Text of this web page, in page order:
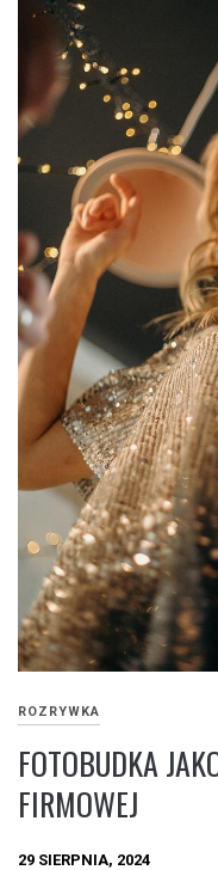
ROZRYWKA
FOTOBUDKA
FIRMOWEJ
29 SIERPNIA, 2024